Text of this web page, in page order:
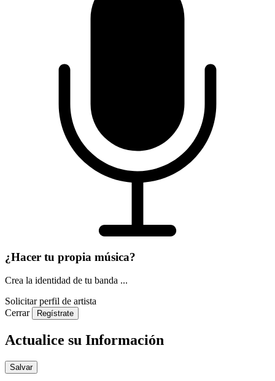
¿Hacer tu propia música?
Crea la identidad de tu banda ...
Solicitar perfil de artista
Cerrar
Regístrate
Actualice su Información
Salvar